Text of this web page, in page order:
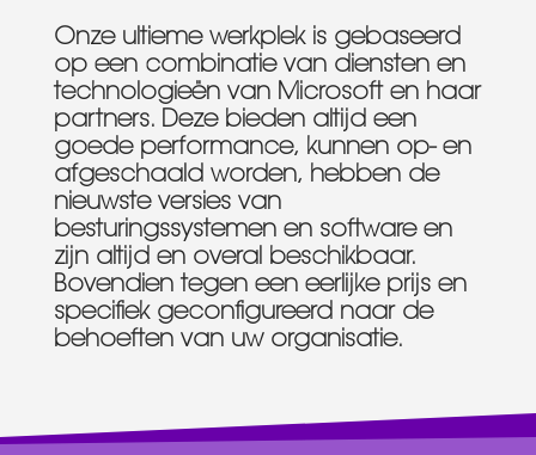
Onze ultieme werkplek is gebaseerd
op een combinatie van diensten en
technologieën van Microsoft en haar
partners. Deze bieden altijd een
goede performance, kunnen op- en
afgeschaald worden, hebben de
nieuwste versies van
besturingssystemen en software en
zijn altijd en overal beschikbaar.
Bovendien tegen een eerlijke prijs en
specifiek geconfigureerd naar de
behoeften van uw organisatie.